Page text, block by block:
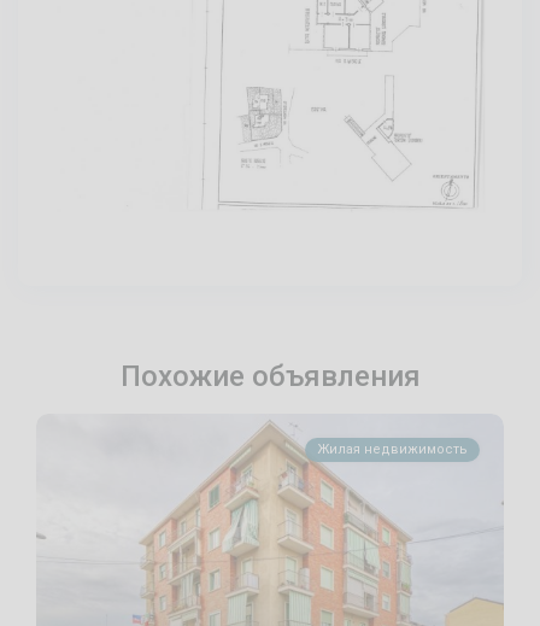
Похожие объявления
Жилая недвижимость